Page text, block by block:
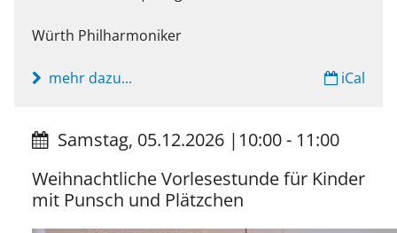
Würth Philharmoniker
iCal
mehr dazu...
Samstag, 05.12.2026 | 10:00 - 11:00
Weihnachtliche Vorlesestunde für Kinder
mit Punsch und Plätzchen